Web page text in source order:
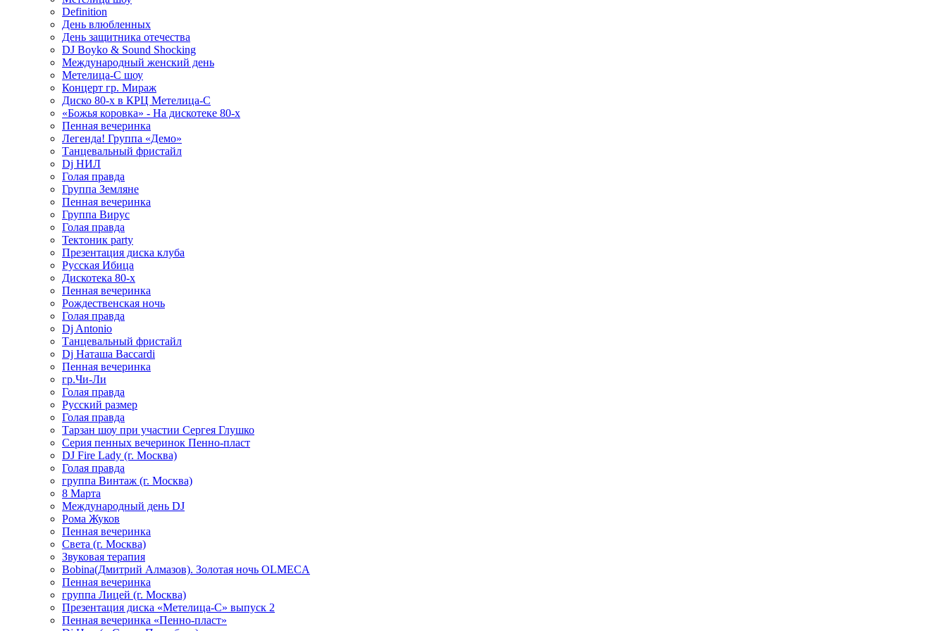
Definition
День влюбленных
День защитника отечества
DJ Boyko & Sound Shocking
Международный женский день
Метелица-С шоу
Концерт гр. Мираж
Диско 80-х в КРЦ Метелица-С
«Божья коровка» - На дискотеке 80-х
Пенная вечеринка
Легенда! Группа «Демо»
Танцевальный фристайл
Dj НИЛ
Голая правда
Группа Земляне
Пенная вечеринка
Группа Вирус
Голая правда
Тектоник party
Презентация диска клуба
Русская Ибица
Дискотека 80-х
Пенная вечеринка
Рождественская ночь
Голая правда
Dj Antonio
Танцевальный фристайл
Dj Наташа Baccardi
Пенная вечеринка
гр.Чи-Ли
Голая правда
Русский размер
Голая правда
Тарзан шоу при участии Сергея Глушко
Серия пенных вечеринок Пенно-пласт
DJ Fire Lady (г. Москва)
Голая правда
группа Винтаж (г. Москва)
8 Марта
Международный день DJ
Рома Жуков
Пенная вечеринка
Света (г. Москва)
Звуковая терапия
Bobina(Дмитрий Алмазов). Золотая ночь OLMECA
Пенная вечеринка
группа Лицей (г. Москва)
Презентация диска «Метелица-С» выпуск 2
Пенная вечеринка «Пенно-пласт»